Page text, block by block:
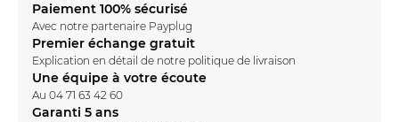
Paiement 100% sécurisé
Avec notre partenaire Payplug
Premier échange gratuit
Explication en détail de notre politique de livraison
Une équipe à votre écoute
Au 04 71 63 42 60
Garanti 5 ans